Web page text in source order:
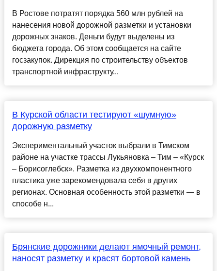
В Ростове потратят порядка 560 млн рублей на
нанесения новой дорожной разметки и установки
дорожных знаков. Деньги будут выделены из
бюджета города. Об этом сообщается на сайте
госзакупок. Дирекция по строительству объектов
транспортной инфраструкту...
В Курской области тестируют «шумную»
дорожную разметку
Экспериментальный участок выбрали в Тимском
районе на участке трассы Лукьяновка – Тим – «Курск
– Борисоглебск». Разметка из двухкомпонентного
пластика уже зарекомендовала себя в других
регионах. Основная особенность этой разметки — в
способе н...
Брянские дорожники делают ямочный ремонт,
наносят разметку и красят бортовой камень